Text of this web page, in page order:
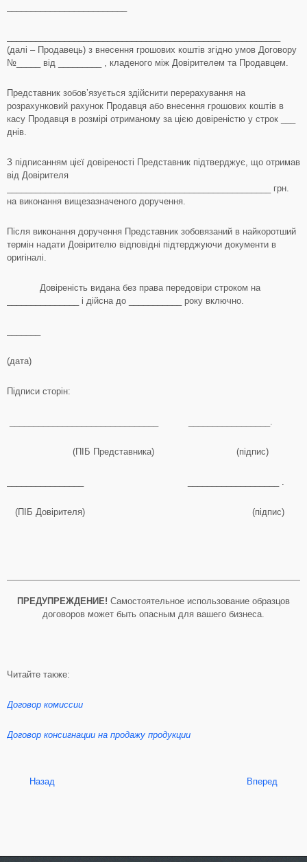
(далі – Продавець) з внесення грошових коштів згідно умов Договору
№_____ від _________ , кладеного між Довірителем та Продавцем.
Представник зобов’язується здійснити перерахування на
розрахунковий рахунок Продавця або внесення грошових коштів в
касу Продавця в розмірі отриманому за цією довіреністю у строк ___
днів.
З підписанням цієї довіреності Представник підтверджує, що отримав
від Довірителя
_______________________________________________________ грн.
на виконання вищезазначеного доручення.
Після виконання доручення Представник зобовязаний в найкоротший
термін надати Довірителю відповідні підтерджуючи документи в
оригіналі.
Довіреність видана без права передовіри строком на
_______________ і дійсна до ___________ року включно.
(дата)
Підписи сторін:
_______________________________ _________________.
(ПІБ Представника) (підпис)
________________ ___________________ .
(ПІБ Довірителя) (підпис)
ПРЕДУПРЕЖДЕНИЕ! Самостоятельное использование образцов
договоров может быть опасным для вашего бизнеса.
Читайте также:
Договор комиссии
Договор консигнации на продажу продукции
Назад Вперед